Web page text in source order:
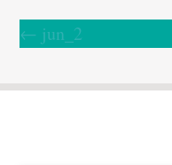
← jun_2